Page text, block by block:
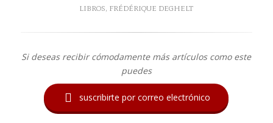
LIBROS, FRÉDÉRIQUE DEGHELT
Si deseas recibir cómodamente más artículos como este
puedes
 suscribirte por correo electrónico